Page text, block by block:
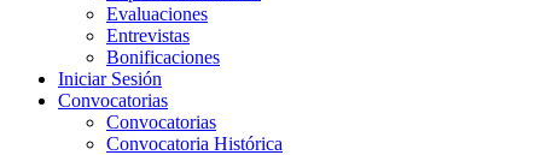
Evaluaciones
Entrevistas
Bonificaciones
Iniciar Sesión
Convocatorias
Convocatorias
Convocatoria Histórica